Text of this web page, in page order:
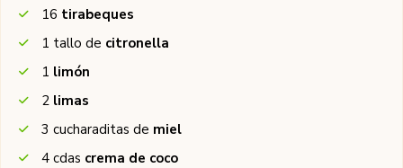
16 tirabeques
1 tallo de citronella
1 limón
2 limas
3 cucharaditas de miel
4 cdas crema de coco